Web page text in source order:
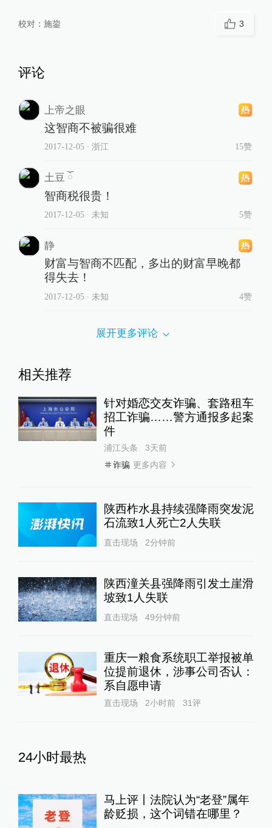
校对： 施鋆 3
评论
上帝之眼
这智商不被骗很难
2017-12-05∙ 浙江 15赞
土豆 ོ
智商税很贵！
2017-12-05∙ 未知 5赞
静
财富与智商不匹配，多出的财富早晚都
得失去！
2017-12-05∙ 未知 4赞
展开更多评论
相关推荐
针对婚恋交友诈骗、套路租车
招工诈骗……警方通报多起案
件
浦江头条
3天前
诈骗 更多内容
陕西柞水县持续强降雨突发泥
石流致1人死亡2人失联
直击现场 2分钟前
陕西潼关县强降雨引发土崖滑
坡致1人失联
直击现场 49分钟前
重庆一粮食系统职工举报被单
位提前退休，涉事公司否认：
系自愿申请
直击现场 2小时前 31评
24小时最热
马上评丨法院认为“老登”属年
龄贬损，这个词错在哪里？